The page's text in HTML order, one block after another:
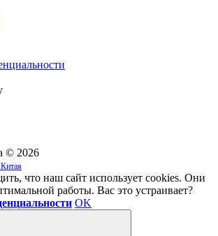
© 2026
что наш сайт использует cookies. Они
работы. Вас это устраивает?
OK